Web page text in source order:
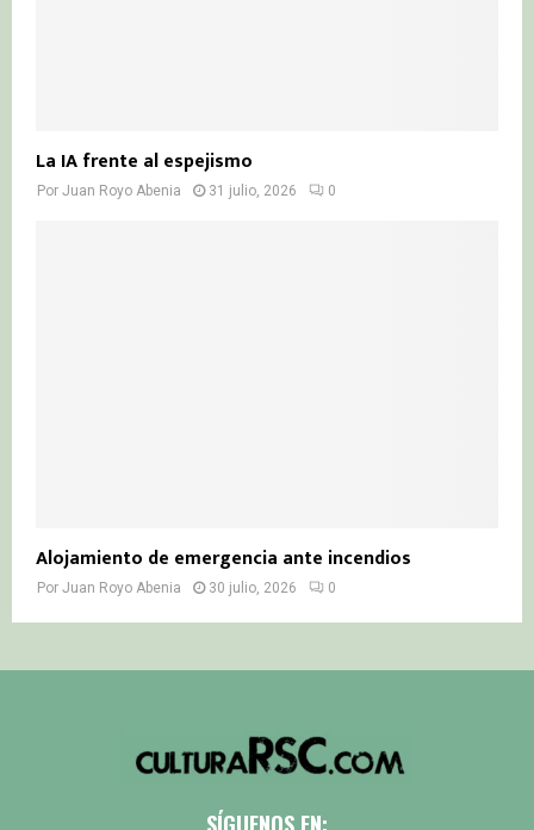
La IA frente al espejismo
Por Juan Royo Abenia 31 julio, 2026 0
Alojamiento de emergencia ante incendios
Por Juan Royo Abenia 30 julio, 2026 0